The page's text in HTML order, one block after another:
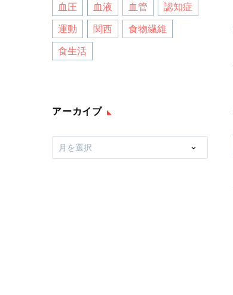
血圧
血液 血管
認知症
運動
関西
食物繊維
食生活
アーカイブ
ー
月を選択